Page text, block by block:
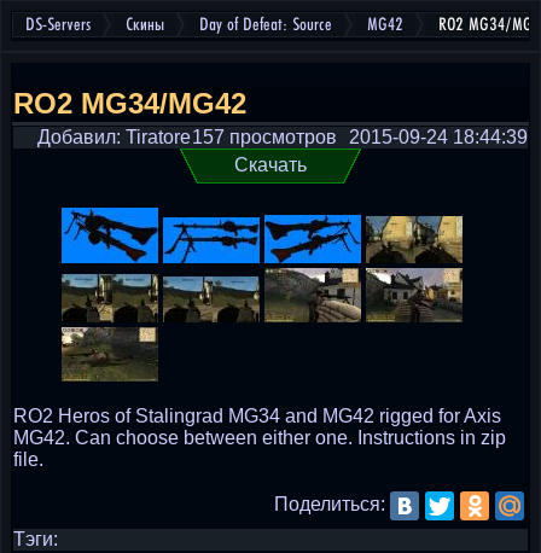
DS-Servers Скины Day of Defeat: Source MG42 RO2 MG34/
RO2 MG34/MG42
Добавил: Tiratore 2015-09-24 18:44:39
157 просмотров
Скачать
RO2 Heros of Stalingrad MG34 and MG42 rigged for Axis
MG42. Can choose between either one. Instructions in zip
file.
Поделиться:
Тэги: